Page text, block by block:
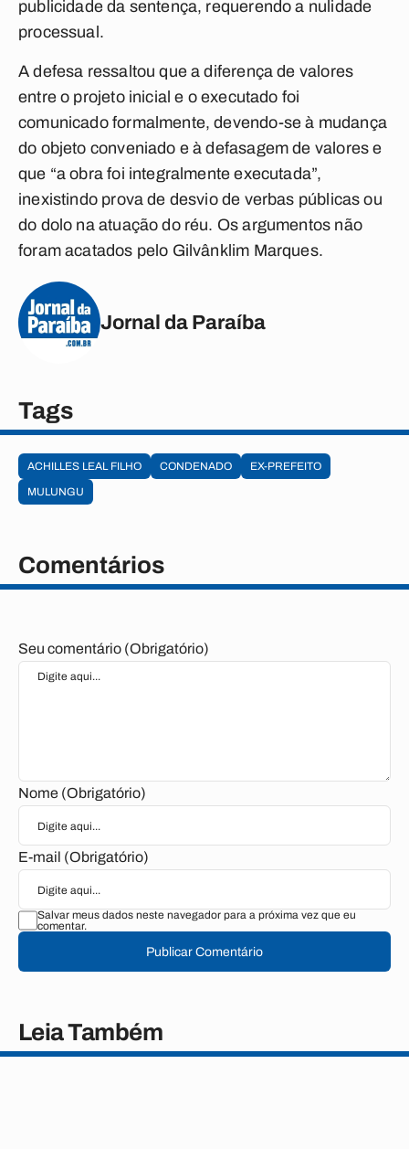
publicidade da sentença, requerendo a nulidade
processual.
A defesa ressaltou que a diferença de valores
entre o projeto inicial e o executado foi
comunicado formalmente, devendo-se à mudança
do objeto conveniado e à defasagem de valores e
que “a obra foi integralmente executada”,
inexistindo prova de desvio de verbas públicas ou
do dolo na atuação do réu. Os argumentos não
foram acatados pelo Gilvânklim Marques.
Jornal da Paraíba
Tags
ACHILLES LEAL FILHO CONDENADO
EX-PREFEITO
MULUNGU
Comentários
Seu comentário (Obrigatório)
Nome (Obrigatório)
E-mail (Obrigatório)
Salvar meus dados neste navegador para a próxima vez que eu
comentar.
Publicar Comentário
Leia Também